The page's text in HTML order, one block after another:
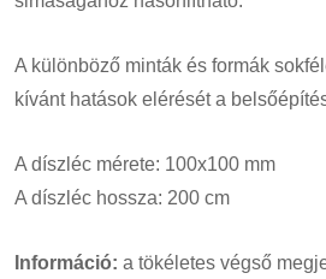
A különböző minták és formák
kívánt hatások elérését a
A díszléc mérete: 100x100 mm
A díszléc hossza: 200 cm
Információ: a tökéletes végső